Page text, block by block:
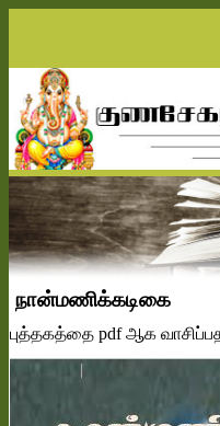
நான்மணிக்கடிகை
புத்தகத்தை pdfஆக